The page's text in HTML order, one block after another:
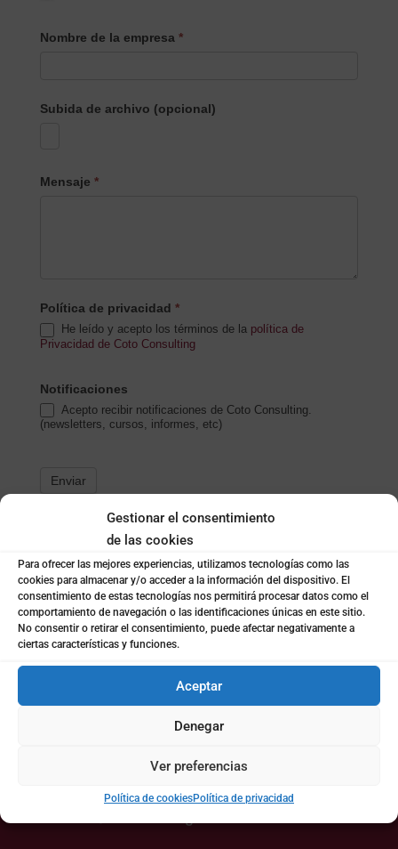
Gestionar el consentimiento
de las cookies
Para ofrecer las mejores experiencias, utilizamos tecnologías como las
cookies para almacenar y/o acceder a la información del dispositivo. El
consentimiento de estas tecnologías nos permitirá procesar datos como el
comportamiento de navegación o las identificaciones únicas en este sitio.
No consentir o retirar el consentimiento, puede afectar negativamente a
ciertas características y funciones.
Aceptar
Denegar
Ver preferencias
Política de cookiesPolítica de privacidad
Nombre de la empresa *
Subida de archivo (opcional)
Mensaje *
Política de privacidad *
He leído y acepto los términos de la política de
Privacidad de Coto Consulting
Notificaciones
Acepto recibir notificaciones de Coto Consulting.
(newsletters, cursos, informes, etc)
Enviar
ESCRÍBENOS